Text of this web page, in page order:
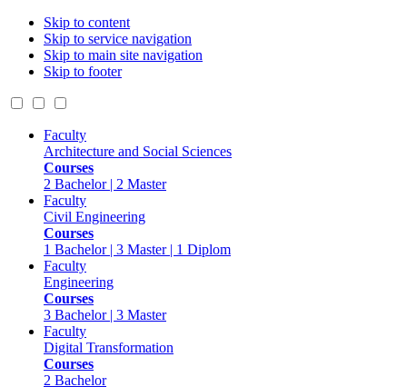
Skip to content
Skip to service navigation
Skip to main site navigation
Skip to footer
Faculty
Architecture and Social Sciences
Courses
2 Bachelor | 2 Master
Faculty
Civil Engineering
Courses
1 Bachelor | 3 Master | 1 Diplom
Faculty
Engineering
Courses
3 Bachelor | 3 Master
Faculty
Digital Transformation
Courses
2 Bachelor